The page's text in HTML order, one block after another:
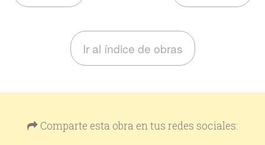
Ir al índice de obras
Comparte esta obra en tus redes sociales: